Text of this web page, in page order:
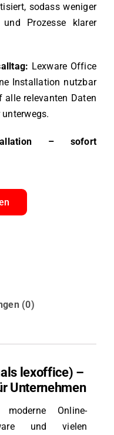
sodass weniger
Prozesse klarer
Lexware Office
Installation nutzbar
relevanten Daten
– sofort
(0)
lexoffice) –
Unternehmen
Online-
und vielen